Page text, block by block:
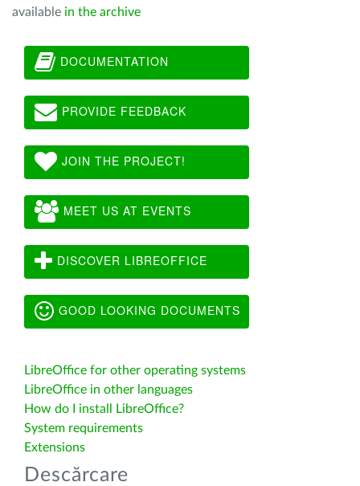
available in the archive
DOCUMENTATION
PROVIDE FEEDBACK
JOIN THE PROJECT!
MEET US AT EVENTS
DISCOVER LIBREOFFICE
GOOD LOOKING DOCUMENTS
LibreOffice for other operating systems
LibreOffice in other languages
How do I install LibreOffice?
System requirements
Extensions
Descărcare